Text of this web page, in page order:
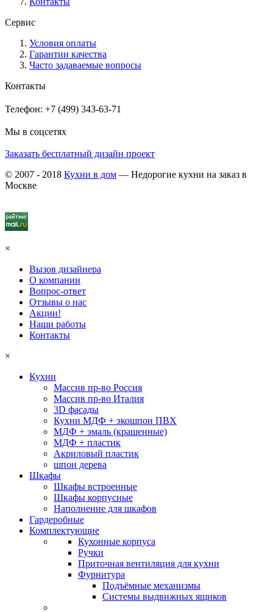
Сервис
Условия оплаты
Гарантии качества
Часто задаваемые вопросы
Контакты
Телефон: +7 (499) 343-63-71
Мы в соцсетях
Заказать бесплатный дизайн проект
© 2007 - 2018 Кухни в дом — Недорогие кухни на заказ в
Москве
×
Вызов дизайнера
О компании
Вопрос-ответ
Отзывы о нас
Акции!
Наши работы
Контакты
×
Кухни
Массив пр-во Россия
Массив пр-во Италия
3D фасады
Кухни МДФ + экошпон ПВХ
МДФ + эмаль (крашенные)
МДФ + пластик
Акриловый пластик
шпон дерева
Шкафы
Шкафы встроенные
Шкафы корпусные
Наполнение для шкафов
Гардеробные
Комплектующие
Кухонные корпуса
Ручки
Приточная вентиляция для кухни
Фурнитура
Подъёмные механизмы
Системы выдвижных ящиков